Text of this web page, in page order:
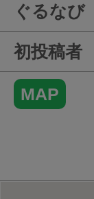
ぐるなび
初投稿者
MAP